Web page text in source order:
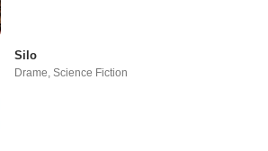
Silo
Drame ,Science Fiction